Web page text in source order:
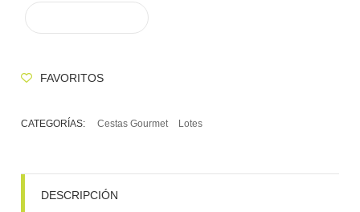
FAVORITOS
CATEGORÍAS: Cestas Gourmet Lotes
DESCRIPCIÓN